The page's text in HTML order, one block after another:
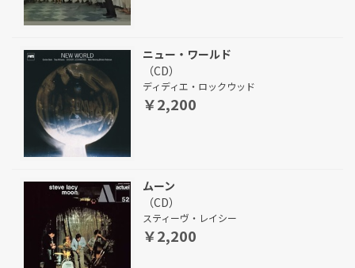
ニュー・ワールド
（CD）
ディディエ・ロックウッド
￥2,200
ムーン
（CD）
スティーヴ・レイシー
￥2,200